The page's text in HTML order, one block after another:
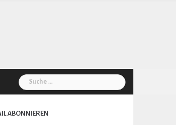
Suche
nach:
ABONNIEREN